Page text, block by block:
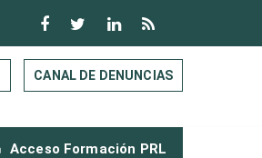
CANAL DE DENUNCIAS
Acceso Formación PRL